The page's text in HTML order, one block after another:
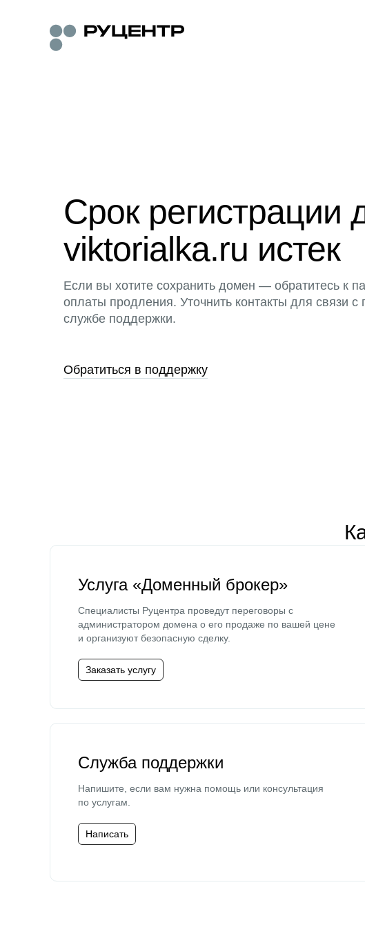
Срок регистрации
viktorialka.ru истек
Если вы хотите сохранить домен — обратитесь к
оплаты продления. Уточнить контакты для связи
службе поддержки.
Обратиться в поддержку
Услуга «Доменный брокер»
Специалисты Руцентра проведут переговоры с
администратором домена о его продаже по вашей цене
и организуют безопасную сделку.
Заказать услугу
Служба поддержки
Напишите, если вам нужна помощь или консультация
по услугам.
Написать